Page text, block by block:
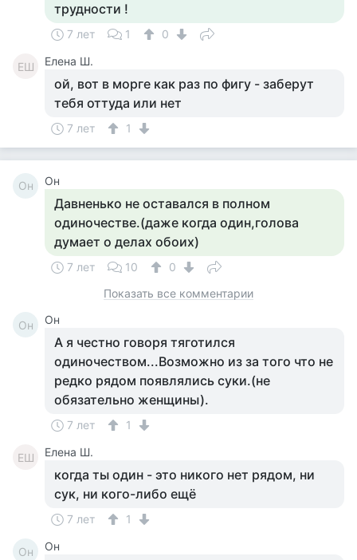
трудности !
7 лет 1 0
ЕШ Елена Ш.
ой, вот в морге как раз по фигу - заберут
тебя оттуда или нет
7 лет 1
Он Он
Давненько не оставался в полном
одиночестве.(даже когда один,голова
думает о делах обоих)
7 лет 10
0
Показать все комментарии
Он Он
А я честно говоря тяготился
одиночеством...Возможно из за того что не
редко рядом появлялись суки.(не
обязательно женщины).
7 лет 1
ЕШ Елена Ш.
когда ты один - это никого нет рядом, ни
сук, ни кого-либо ещё
7 лет 1
Он Он